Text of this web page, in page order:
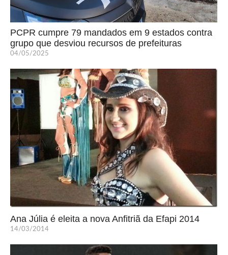
PCPR cumpre 79 mandados em 9 estados contra
grupo que desviou recursos de prefeituras
04/05/2025
Ana Júlia é eleita a nova Anfitriã da Efapi 2014
14/03/2014